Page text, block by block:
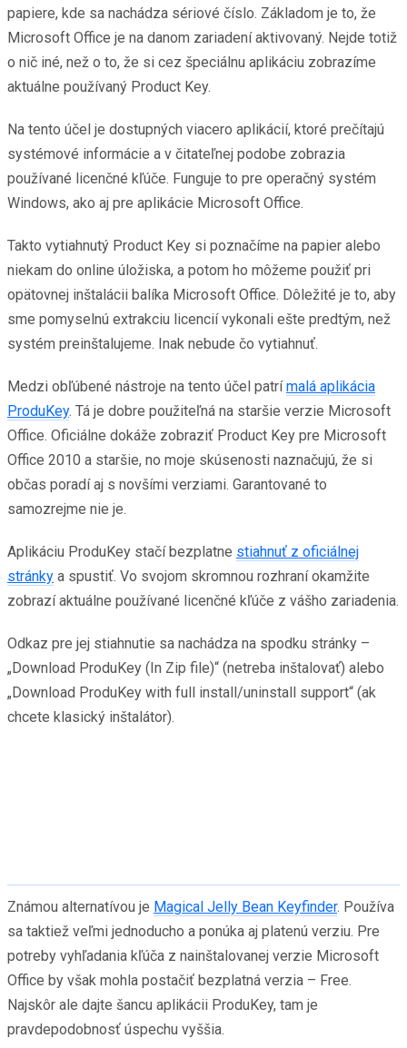
papiere, kde sa nachádza sériové číslo. Základom je to, že
Microsoft Office je na danom zariadení aktivovaný. Nejde totiž
o nič iné, než o to, že si cez špeciálnu aplikáciu zobrazíme
aktuálne používaný Product Key.
Na tento účel je dostupných viacero aplikácií, ktoré prečítajú
systémové informácie a v čitateľnej podobe zobrazia
používané licenčné kľúče. Funguje to pre operačný systém
Windows, ako aj pre aplikácie Microsoft Office.
Takto vytiahnutý Product Key si poznačíme na papier alebo
niekam do online úložiska, a potom ho môžeme použiť pri
opätovnej inštalácii balíka Microsoft Office. Dôležité je to, aby
sme pomyselnú extrakciu licencií vykonali ešte predtým, než
systém preinštalujeme. Inak nebude čo vytiahnuť.
Medzi obľúbené nástroje na tento účel patrímalá aplikácia
ProduKey. Tá je dobre použiteľná na staršie verzie Microsoft
Office. Oficiálne dokáže zobraziť Product Key pre Microsoft
Office 2010 a staršie, no moje skúsenosti naznačujú, že si
občas poradí aj s novšími verziami. Garantované to
samozrejme nie je.
Aplikáciu ProduKey stačí bezplatne stiahnuť z oficiálnej
stránky a spustiť. Vo svojom skromnou rozhraní okamžite
zobrazí aktuálne používané licenčné kľúče z vášho zariadenia.
Odkaz pre jej stiahnutie sa nachádza na spodku stránky –
„Download ProduKey (In Zip file)“ (netreba inštalovať) alebo
„Download ProduKey with full install/uninstall support“ (ak
chcete klasický inštalátor).
Známou alternatívou je Magical Jelly Bean Keyfinder. Používa
sa taktiež veľmi jednoducho a ponúka aj platenú verziu. Pre
potreby vyhľadania kľúča z nainštalovanej verzie Microsoft
Office by však mohla postačiť bezplatná verzia – Free.
Najskôr ale dajte šancu aplikácii ProduKey, tam je
pravdepodobnosť úspechu vyššia.